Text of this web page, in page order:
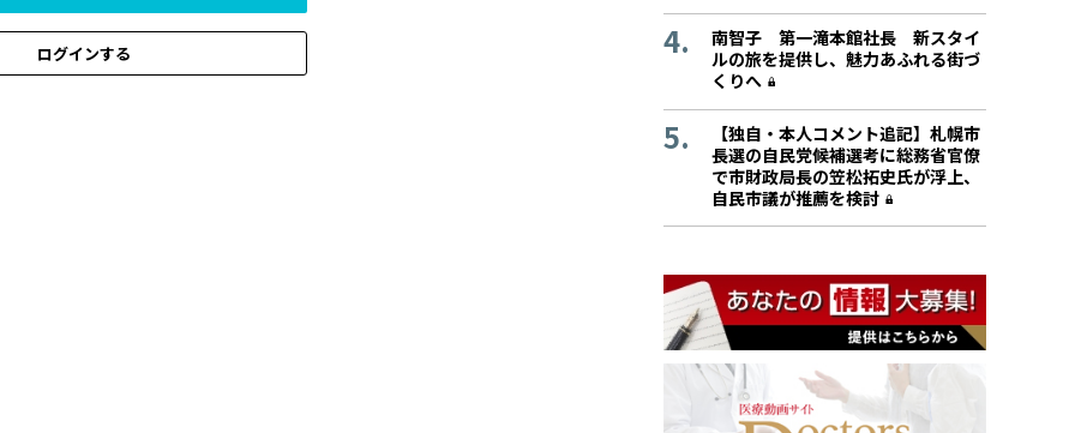
ログインする
南智子 第一滝本館社長 新スタイ
ルの旅を提供し、魅力あふれる街づ
くりへ
【独自・本人コメント追記】札幌市
長選の自民党候補選考に総務省官僚
で市財政局長の笠松拓史氏が浮上、
自民市議が推薦を検討